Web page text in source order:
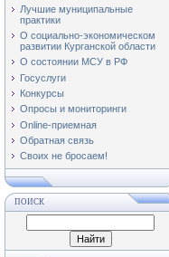
Лучшие муниципальные
практики
О социально-экономическом
развитии Курганской области
О состоянии МСУ в РФ
Госуслуги
Конкурсы
Опросы и мониторинги
Online-приемная
Обратная связь
Своих не бросаем!
ПОИСК